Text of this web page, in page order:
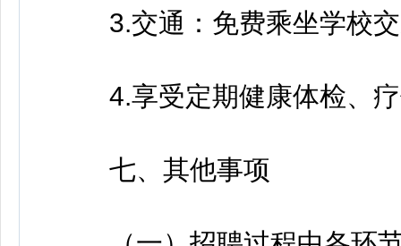
3.交通：免费乘坐学校交
4.享受定期健康体检、疗
七、其他事项